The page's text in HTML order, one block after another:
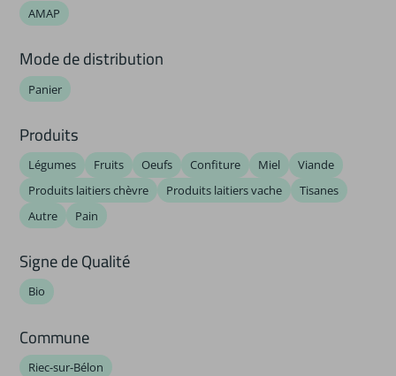
AMAP
Mode de distribution
Panier
Produits
Légumes Fruits Oeufs Confiture Miel
Viande
Produits laitiers chèvre
Produits laitiers vache
Tisanes
Autre
Pain
Signe de Qualité
Bio
Commune
Riec-sur-Bélon